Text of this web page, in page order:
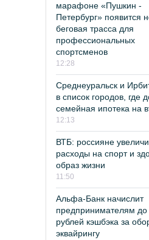
марафоне «Пушкин -
Петербург» появится
беговая трасса для
профессиональных
спортсменов
12:28
Среднеуральск и
в список городов, где
семейная ипотека на
12:13
ВТБ: россияне
расходы на спорт и
образ жизни
11:50
Альфа-Банк начислит
предпринимателям
рублей кэшбэка за
эквайрингу